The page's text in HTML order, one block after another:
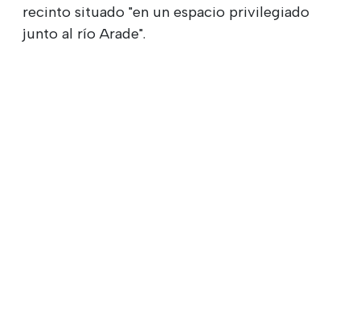
recinto situado "en un espacio privilegiado
junto al río Arade".